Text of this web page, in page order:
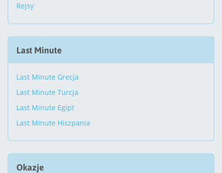
Rejsy
Last Minute
Last Minute Grecja
Last Minute Turcja
Last Minute Egipt
Last Minute Hiszpania
Okazje